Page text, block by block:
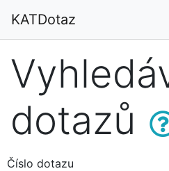
KATDotaz
dotazů
Číslo dotazu